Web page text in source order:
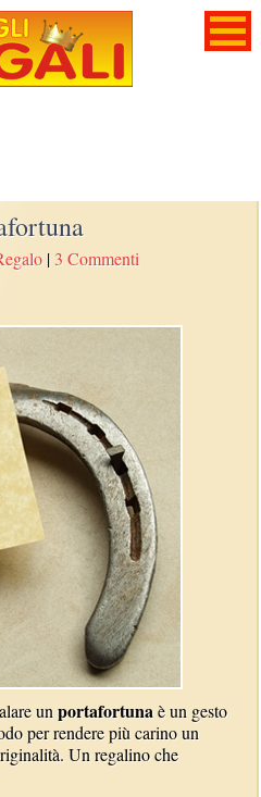
| 3 Commenti
unportafortunaè un gesto
per rendere più carino un
Un regalino che